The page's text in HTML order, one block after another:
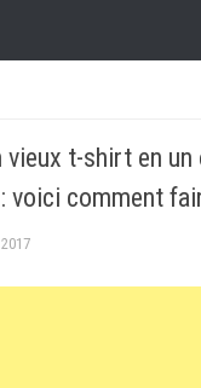
vieux t-shirt en
voici comment